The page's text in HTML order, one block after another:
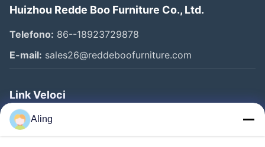
Huizhou Redde Boo Furniture Co., Ltd.
Telefono: 86--18923729878
E-mail: sales26@reddeboofurniture.com
Link Veloci
Casa
Prodotti
Aling